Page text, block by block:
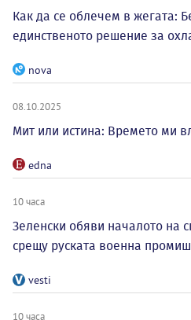
Как да се облечем в жегата:
единственото решение за
nova
08.10.2025
Мит или истина: Времето ми
edna
10 часа
Зеленски обяви началото на
срещу руската военна
vesti
10 часа